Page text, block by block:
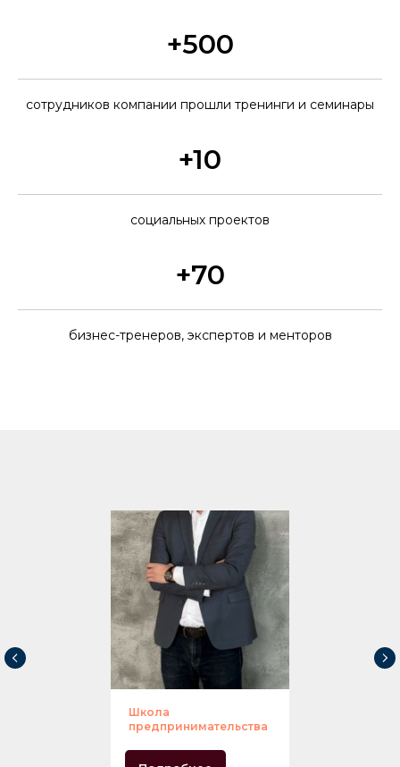
+500
сотрудников компании прошли тренинги и семинары
+10
социальных проектов
+70
бизнес-тренеров, экспертов и менторов
Школа
предпринимательства